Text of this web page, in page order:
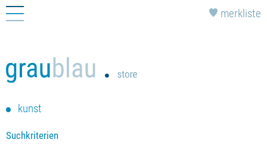
merkliste
Navigation
kunst
Suchkriterien